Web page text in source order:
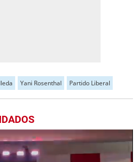
Yani Rosenthal Partido Liberal